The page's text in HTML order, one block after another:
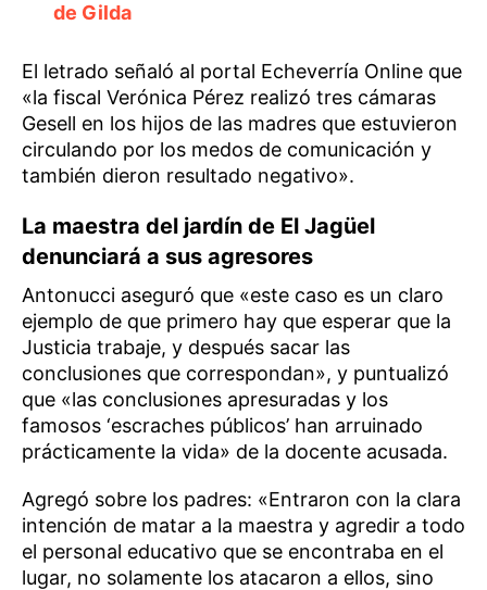
de Gilda
El letrado señaló al portal Echeverría Online que
«la fiscal Verónica Pérez realizó tres cámaras
Gesell en los hijos de las madres que estuvieron
circulando por los medos de comunicación y
también dieron resultado negativo».
La maestra del jardín de El Jagüel
denunciará a sus agresores
Antonucci aseguró que «este caso es un claro
ejemplo de que primero hay que esperar que la
Justicia trabaje, y después sacar las
conclusiones que correspondan», y puntualizó
que «las conclusiones apresuradas y los
famosos ‘escraches públicos’ han arruinado
prácticamente la vida» de la docente acusada.
Agregó sobre los padres: «Entraron con la clara
intención de matar a la maestra y agredir a todo
el personal educativo que se encontraba en el
lugar, no solamente los atacaron a ellos, sino